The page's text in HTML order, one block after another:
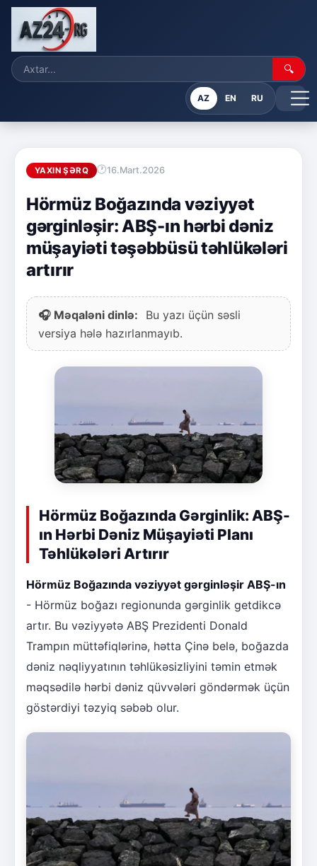
🔍
AZ EN RU
YAXIN ŞƏRQ 16.Mart.2026
Hörmüz Boğazında vəziyyət
gərginləşir: ABŞ-ın hərbi dəniz
müşayiəti təşəbbüsü təhlükələri
artırır
🎧 Məqaləni dinlə:
Bu yazı üçün səsli
versiya hələ hazırlanmayıb.
Hörmüz Boğazında Gərginlik: ABŞ-
ın Hərbi Dəniz Müşayiəti Planı
Təhlükələri Artırır
Hörmüz Boğazında vəziyyət gərginləşir ABŞ-ın
- Hörmüz boğazı regionunda gərginlik getdikcə
artır. Bu vəziyyətə ABŞ Prezidenti Donald
Trampın müttəfiqlərinə, hətta Çinə belə, boğazda
dəniz nəqliyyatının təhlükəsizliyini təmin etmək
məqsədilə hərbi dəniz qüvvələri göndərmək üçün
göstərdiyi təzyiq səbəb olur.